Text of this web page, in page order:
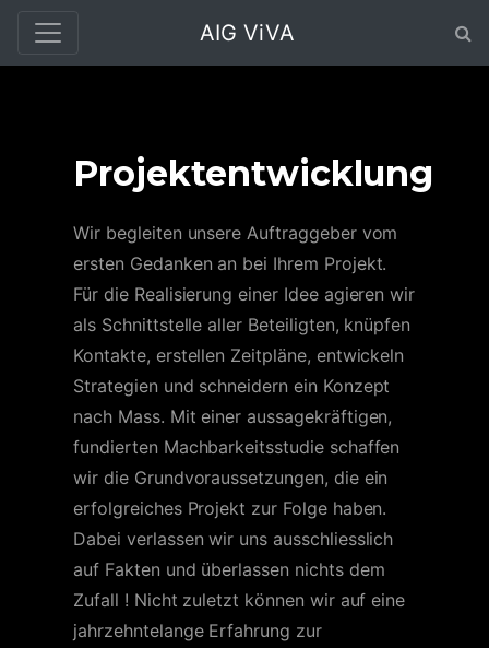
AIG ViVA
Projektentwicklung
Wir begleiten unsere Auftraggeber vom
ersten Gedanken an bei Ihrem Projekt.
Für die Realisierung einer Idee agieren wir
als Schnittstelle aller Beteiligten, knüpfen
Kontakte, erstellen Zeitpläne, entwickeln
Strategien und schneidern ein Konzept
nach Mass. Mit einer aussagekräftigen,
fundierten Machbarkeitsstudie schaffen
wir die Grundvoraussetzungen, die ein
erfolgreiches Projekt zur Folge haben.
Dabei verlassen wir uns ausschliesslich
auf Fakten und überlassen nichts dem
Zufall ! Nicht zuletzt können wir auf eine
jahrzehntelange Erfahrung zur